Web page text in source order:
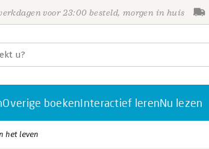
voor 23:00 besteld, morgen in huis
Overige boekenInteractief lerenNu lezen
het leven